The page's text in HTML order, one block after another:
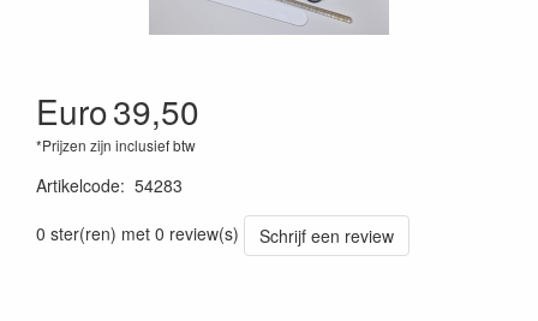
Euro39,50
*Prijzen zijn inclusief btw
Artikelcode: 54283
0 ster(ren) met 0 review(s)
Schrijf een review